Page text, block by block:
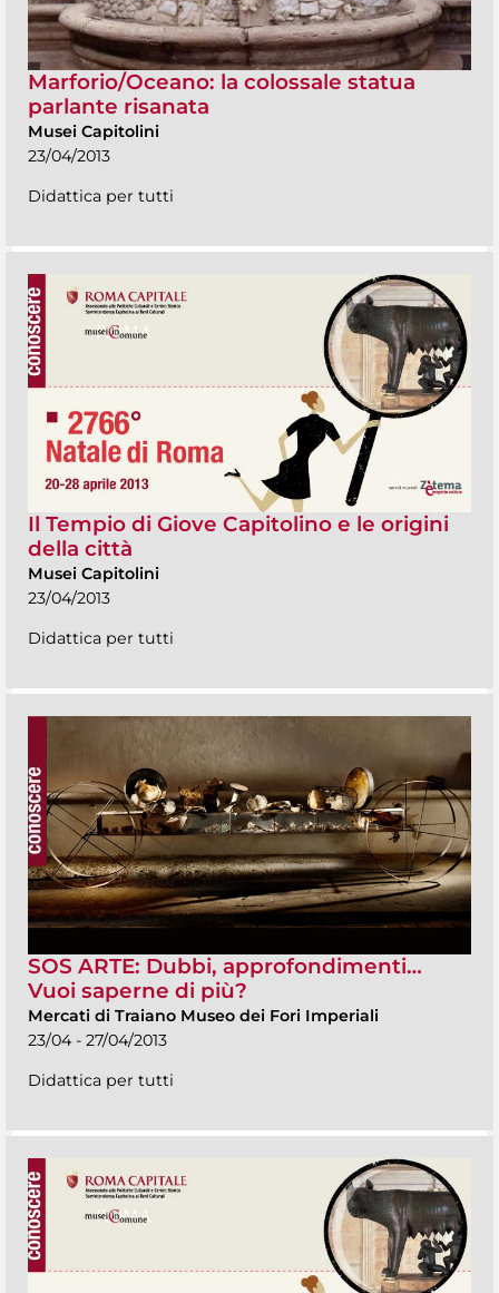
Marforio/Oceano: la colossale statua
parlante risanata
Musei Capitolini
23/04/2013
Didattica per tutti
Il Tempio di Giove Capitolino e le origini
della città
Musei Capitolini
23/04/2013
Didattica per tutti
SOS ARTE: Dubbi, approfondimenti…
Vuoi saperne di più?
Mercati di Traiano Museo dei Fori Imperiali
23/04 - 27/04/2013
Didattica per tutti